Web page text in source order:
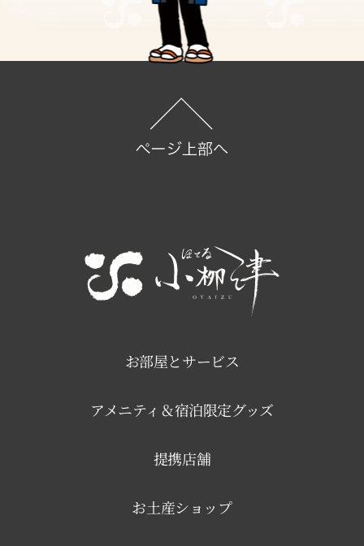
お部屋とサービス
アメニティ＆宿泊限定グッズ
提携店舗
お土産ショップ